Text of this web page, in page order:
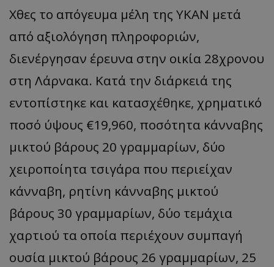
Χθες το απόγευμα μέλη της ΥΚΑΝ μετά
από αξιολόγηση πληροφοριών,
διενέργησαν έρευνα στην οικία 28χρονου
στη Λάρνακα. Κατά την διάρκειά της
εντοπίστηκε και κατασχέθηκε, χρηματικό
ποσό ύψους €19,960, ποσότητα κάνναβης
μικτού βάρους 20 γραμμαρίων, δύο
χειροποίητα τσιγάρα που περιείχαν
κάνναβη, ρητίνη κάνναβης μικτού
βάρους 30 γραμμαρίων, δύο τεμάχια
χαρτιού τα οποία περιέχουν συμπαγή
ουσία μικτού βάρους 26 γραμμαρίων, 25